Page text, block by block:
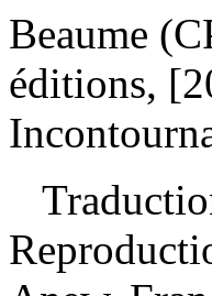
Beaume
éditions,